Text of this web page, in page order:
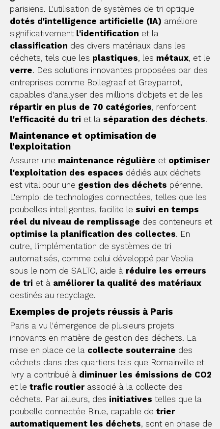
parisiens. L'utilisation de systèmes de tri optique
dotés d'intelligence artificielle (IA) améliore
significativement l'identification et la
classification des divers matériaux dans les
déchets, tels que les plastiques, les métaux, et le
verre. Des solutions innovantes proposées par des
entreprises comme Bollegraaf et Greyparrot,
capables d'analyser des millions d'objets et de les
répartir en plus de 70 catégories, renforcent
l'efficacité du tri et la séparation des déchets.
Maintenance et optimisation de
l'exploitation
Assurer une maintenance régulière et optimiser
l'exploitation des espaces dédiés aux déchets
est vital pour une gestion des déchets pérenne.
L'emploi de technologies connectées, telles que les
poubelles intelligentes, facilite le suivi en temps
réel du niveau de remplissage des conteneurs et
optimise la planification des collectes. En
outre, l'implémentation de systèmes de tri
automatisés, comme celui développé par Veolia
sous le nom de SALTO, aide à réduire les erreurs
de tri et à améliorer la qualité des matériaux
destinés au recyclage.
Exemples de projets réussis à Paris
Paris a vu l'émergence de plusieurs projets
innovants en matière de gestion des déchets. La
mise en place de la collecte souterraine des
déchets dans des quartiers tels que Romainville et
Ivry a contribué à diminuer les émissions de CO2
et le trafic routierassocié à la collecte des
déchets. Par ailleurs, des initiatives telles que la
poubelle connectée Bin.e, capable de trier
automatiquement les déchets, sont en phase de